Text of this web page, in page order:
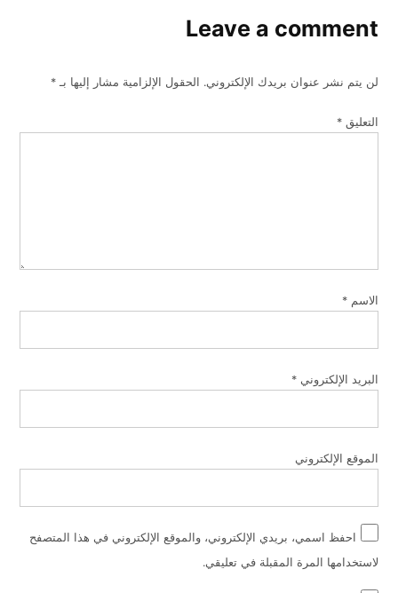
Leave a comment
لن يتم نشر عنوان بريدك الإلكتروني. الحقول الإلزامية مشار إليها بـ*
التعليق*
الاسم*
البريد الإلكتروني*
الموقع الإلكتروني
احفظ اسمي، بريدي الإلكتروني، والموقع الإلكتروني في هذا المتصفح
لاستخدامها المرة المقبلة في تعليقي.